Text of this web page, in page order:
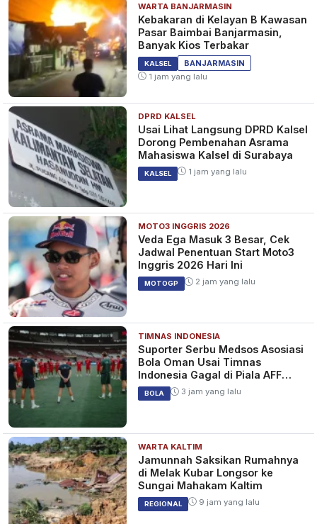
WARTA BANJARMASIN
Kebakaran di Kelayan B Kawasan
Pasar Baimbai Banjarmasin,
Banyak Kios Terbakar
KALSEL
BANJARMASIN
1 jam yang lalu
DPRD KALSEL
Usai Lihat Langsung DPRD Kalsel
Dorong Pembenahan Asrama
Mahasiswa Kalsel di Surabaya
KALSEL 1 jam yang lalu
MOTO3 INGGRIS 2026
Veda Ega Masuk 3 Besar, Cek
Jadwal Penentuan Start Moto3
Inggris 2026 Hari Ini
MOTOGP 2 jam yang lalu
TIMNAS INDONESIA
Suporter Serbu Medsos Asosiasi
Bola Oman Usai Timnas
Indonesia Gagal di Piala AFF
2026
BOLA 3 jam yang lalu
WARTA KALTIM
Jamunnah Saksikan Rumahnya
di Melak Kubar Longsor ke
Sungai Mahakam Kaltim
REGIONAL 9 jam yang lalu